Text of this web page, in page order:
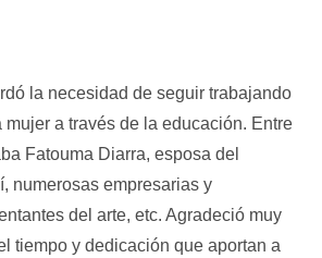
la necesidad de seguir trabajando
mujer a través de la educación. Entre
Fatouma Diarra, esposa del
numerosas empresarias y
del arte, etc. Agradeció muy
tiempo y dedicación que aportan a